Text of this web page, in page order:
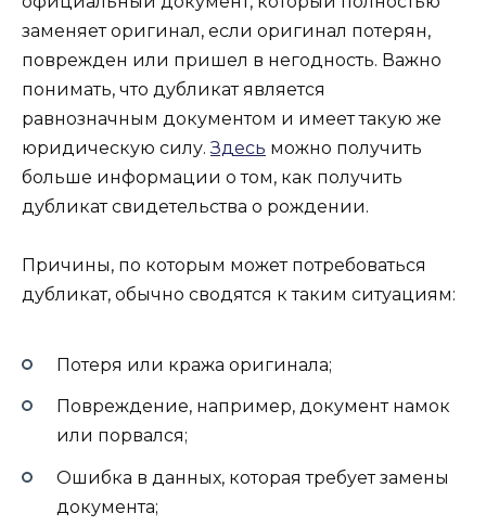
заменяет оригинал, если оригинал потерян,
поврежден или пришел в негодность. Важно
понимать, что дубликат является
равнозначным документом и имеет такую же
юридическую силу.Здесь можно получить
больше информации о том, как получить
дубликат свидетельства о рождении.
Причины, по которым может потребоваться
дубликат, обычно сводятся к таким ситуациям:
Потеря или кража оригинала;
Повреждение, например, документ намок
или порвался;
Ошибка в данных, которая требует замены
документа;